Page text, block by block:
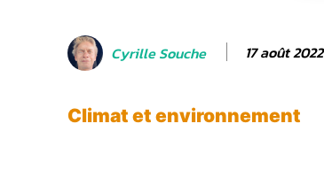
Cyrille Souche 17 août 2022
Climat et environnement